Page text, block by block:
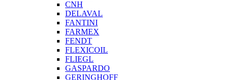
CNH
DELAVAL
FANTINI
FARMEX
FENDT
FLEXICOIL
FLIEGL
GASPARDO
GERINGHOFF